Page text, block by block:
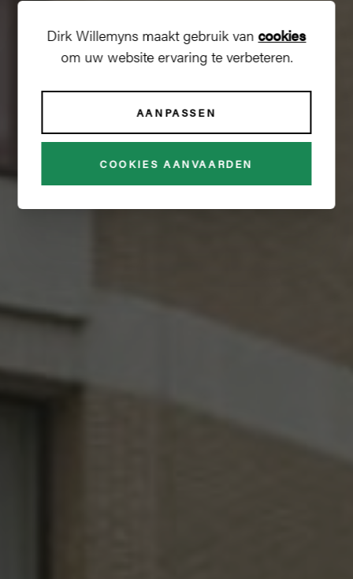
TERMINUS
€ 2 500 + € 125
Dirk Willemyns maakt gebruik vancookies
om uw website ervaring te verbeteren.
AANPASSEN
COOKIES AANVAARDEN